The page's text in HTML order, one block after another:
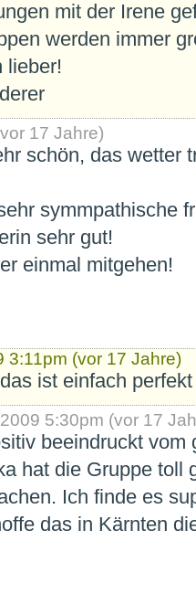
mit der Irene
werden immer
lieber!
17 Jahre)
schön, das wetter
symmpathische
sehr gut!
einmal mitgehen!
3:11pm (vor 17 Jahre)
ist einfach perfekt
5:30pm (vor 17
beeindruckt vom
hat die Gruppe toll
Ich finde es
das in Kärnten